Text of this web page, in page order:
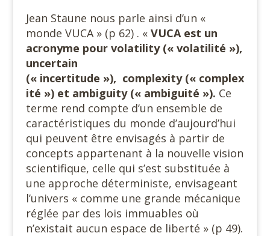
Jean Staune nous parle ainsi d’un «
monde VUCA » (p 62) . « VUCA est un
acronyme pour volatility (« volatilité »),
uncertain
(« incertitude »), complexity (« complex
ité ») et ambiguity (« ambiguité »). Ce
terme rend compte d’un ensemble de
caractéristiques du monde d’aujourd’hui
qui peuvent être envisagés à partir de
concepts appartenant à la nouvelle vision
scientifique, celle qui s’est substituée à
une approche déterministe, envisageant
l’univers « comme une grande mécanique
réglée par des lois immuables où
n’existait aucun espace de liberté » (p 49).